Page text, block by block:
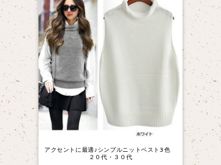
アクセントに最適♪シンプルニットベスト3色
２０代・３０代